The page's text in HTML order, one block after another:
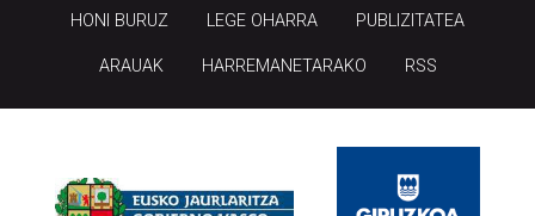
ARAUAK HARREMANETARAKO RSS